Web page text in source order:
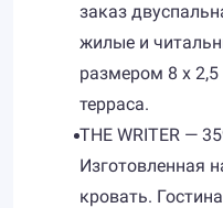
заказ
жилые и
размером 8 x
терраса.
THE WRITER —
Изготовленная
кровать.